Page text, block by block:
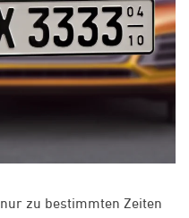
zu bestimmten Zeiten